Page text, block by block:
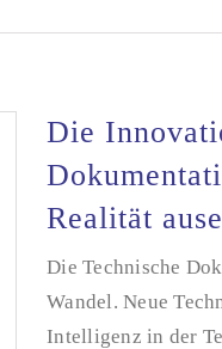
Die
Realität
Die Technische
Wandel. Neue
Intelligenz in der